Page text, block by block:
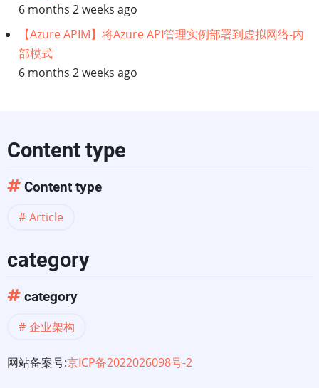
构
视
图
服
务
实
图
6 months 2 weeks ago
【Azure APIM】将Azure API管理实例部署到虚拟网络-内
部模式
6 months 2 weeks ago
Content type
Content type
Article
category
category
企业架构
网站备案号:京ICP备2022026098号-2